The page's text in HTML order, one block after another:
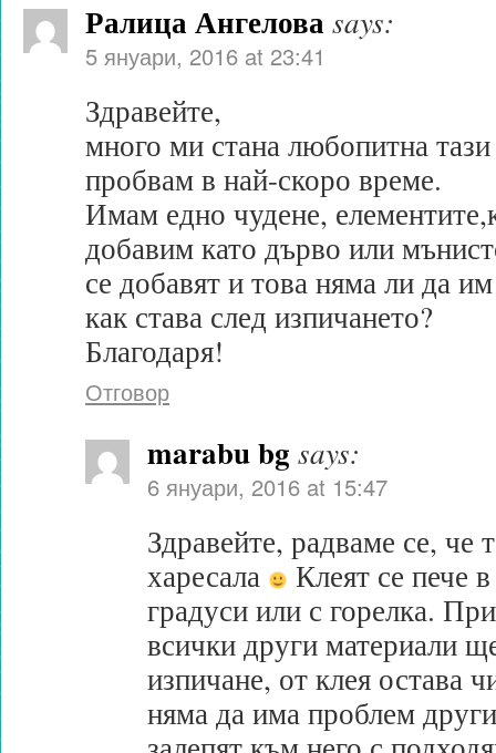
Ралица Ангелова says:
5 януари, 2016 at 23:41
Здравейте,
много ми стана любопитна
пробвам в най-скоро време.
Имам едно чудене,
добавим като дърво или
се добавят и това няма ли да
как става след изпичането?
Благодаря!
Отговор
marabu bg says:
6 януари, 2016 at 15:47
Здравейте, радваме се, че
харесала
Клеят се пече
градуси или с горелка.
всички други материали
изпичане, от клея остава
няма да има проблем